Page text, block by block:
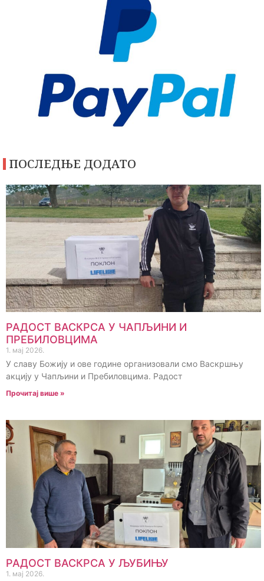
ПОСЛЕДЊЕ ДОДАТО
РАДОСТ ВАСКРСА У ЧАПЉИНИ И
ПРЕБИЛОВЦИМА
1. мај 2026.
У славу Божију и ове године организовали смо Васкршњу
акцију у Чапљини и Пребиловцима. Радост
Прочитај више »
РАДОСТ ВАСКРСА У ЉУБИЊУ
1. мај 2026.